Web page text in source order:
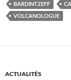
BARDINTZEFF
VOLCANOLOGUE
ACTUALITÉS